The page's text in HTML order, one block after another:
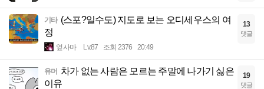
기타 (스포?일수도) 지도로 보는 오디세우스의 여
정
옆사마 Lv.87 조회 2376 20:49
13
댓글
유머 차가 없는 사람은 모르는 주말에 나가기 싫은
이유
19
댓글